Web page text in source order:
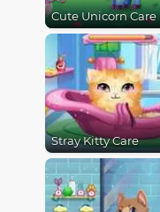
Cute Unicorn Care
Stray Kitty Care